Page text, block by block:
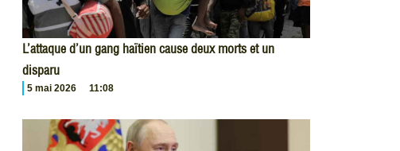
L’attaque d’un gang haïtien cause deux morts et un
disparu
5 mai 2026 11:08